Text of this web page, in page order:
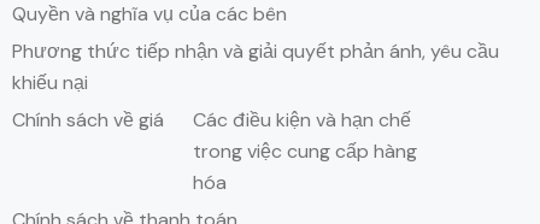
Quyền và nghĩa vụ của các bên
Phương thức tiếp nhận và giải quyết phản ánh, yêu cầu
khiếu nại
Chính sách về giá
Các điều kiện và hạn chế
trong việc cung cấp hàng
hóa